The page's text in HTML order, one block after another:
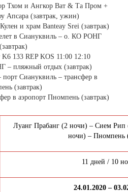
Тхом и Ангкор Ват & Та Пром +
Апсара (завтрак, ужин)
и храм Banteay Srei (завтрак)
в Сиануквиль – о. КО РОНГ
(завтрак)
133 REP KOS 11:00 12:10
– пляжный отдых (завтрак)
Сиануквиль – трансфер в
(завтрак)
в аэропорт Пномпень (завтрак)
Луанг Прабанг (2 ночи) – Сием
ночи) – Пномпень
11 дней / 10
24.01.2020 –